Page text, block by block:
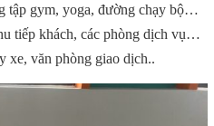
tập gym, yoga, đường chạy bộ…
tiếp khách, các phòng dịch vụ…
xe, văn phòng giao dịch..